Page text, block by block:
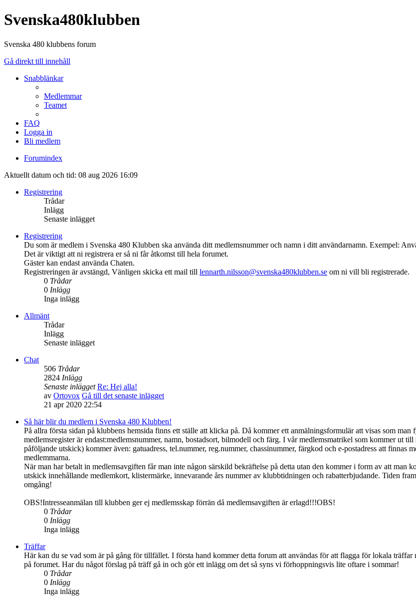
Svenska480klubben
Svenska 480 klubbens forum
Gå direkt till innehåll
Snabblänkar
Medlemmar
Teamet
FAQ
Logga in
Bli medlem
Forumindex
Aktuellt datum och tid: 08 aug 2026 16:09
Registrering
Trådar
Inlägg
Senaste inlägget
Registrering
Du som är medlem i Svenska 480 Klubben ska använda ditt medlemsnummer och namn i ditt användarnamn. Exempel:
Det är viktigt att ni registrera er så ni får åtkomst till hela forumet.
Gäster kan endast använda Chaten.
Registreringen är avstängd, Vänligen skicka ett mail till lennarth.nilsson@svenska480klubben.se om ni vill bli registrerade.
0 Trådar
0 Inlägg
Inga inlägg
Allmänt
Trådar
Inlägg
Senaste inlägget
Chat
506 Trådar
2824 Inlägg
Senaste inlägget Re: Hej alla!
av Ortovox Gå till det senaste inlägget
21 apr 2020 22:54
Så här blir du medlem i Svenska 480 Klubben!
På allra första sidan på klubbens hemsida finns ett ställe att klicka på. Då kommer ett anmälningsformulär att visas som
medlemsregister är endast:medlemsnummer, namn, bostadsort, bilmodell och färg. I vår medlemsmatrikel som kommer ut
påföljande utskick) kommer även: gatuadress, tel.nummer, reg.nummer, chassinummer, färgkod och e-postadress att
medlemmarna.
När man har betalt in medlemsavgiften får man inte någon särskild bekräftelse på detta utan den kommer i form av att man
utskick innehållande medlemkort, klistermärke, innevarande års nummer av klubbtidningen och rabatterbjudande. Tiden
omgång!
OBS!Intresseanmälan till klubben ger ej medlemsskap förrän då medlemsavgiften är erlagd!!!OBS!
0 Trådar
0 Inlägg
Inga inlägg
Träffar
Här kan du se vad som är på gång för tillfället. I första hand kommer detta forum att användas för att flagga för lokala
på forumet. Har du något förslag på träff gå in och gör ett inlägg om det så syns vi förhoppningsvis lite oftare i sommar!
0 Trådar
0 Inlägg
Inga inlägg